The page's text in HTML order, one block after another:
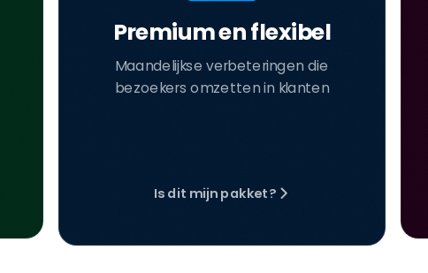
Premium en flexibel
Maandelijkse verbeteringen die
bezoekers omzetten in klanten
Is dit mijn pakket?